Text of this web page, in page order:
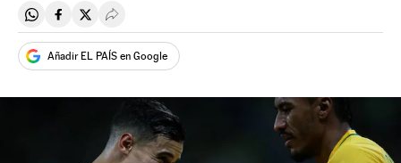
Compartir en Whatsapp
Compartir en Facebook
Compartir en Twitter
Desplegar Redes Sociales
Añadir EL PAÍS en Google